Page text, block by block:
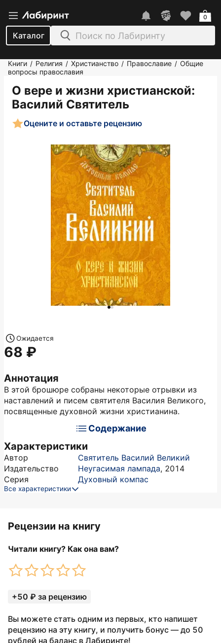
Каталог
0
Книги / Религия / Христианство / Православие / Общие
вопросы православия
О вере и жизни христианской:
Василий Святитель
Оцените и оставьте рецензию
Аннотация
В этой брошюре собраны некоторые отрывки из
наставлений и писем святителя Василия Великого,
посвященные духовной жизни христианина.
Содержание
Характеристики
Автор
Святитель Василий Великий
Издательство
Неугасимая лампада, 2014
Серия
Духовный компас
Все характеристики
Ожидается
68
Рецензии на книгу
Читали книгу? Как она вам?
+50 ₽ за рецензию
Вы можете стать одним из первых, кто напишет
рецензию на эту книгу, и получить бонус — до 50
рублей на баланс в Лабиринте!